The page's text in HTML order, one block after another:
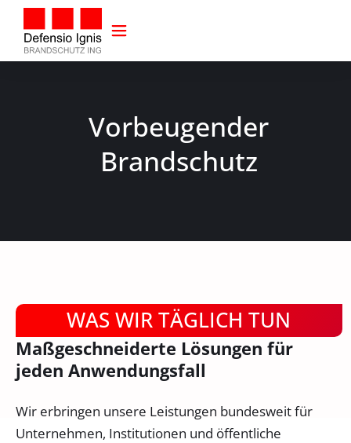
Vorbeugender
Brandschutz
WAS WIR TÄGLICH TUN
Maßgeschneiderte Lösungen für
jeden Anwendungsfall
Wir erbringen unsere Leistungen bundesweit für
Unternehmen, Institutionen und öffentliche